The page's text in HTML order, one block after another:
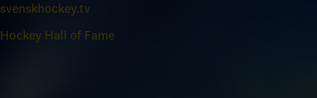
svenskhockey.tv
Hockey Hall of Fame